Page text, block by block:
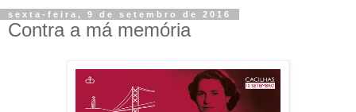
sexta-feira, 9 de setembro de 2016
Contra a má memória